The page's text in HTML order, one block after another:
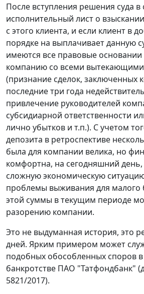
После вступления решения суда в
исполнительный лист о
с этого клиента, и если клиент в
порядке на выплачивает данную
имеются все правовые основании
компанию со всеми вытекающими
(признание сделок, заключенных
последние три года
привлечение руководителей
субсидиарной ответственности
лично убытков и т.п.). С учетом
депозита в ретроспективе
была для компании велика, но
комфортна, на сегодняшний
сложную экономическую
проблемы выживания для малого
этой суммы в текущим периоде
разорению компании.
Это не выдуманная история, это
дней. Ярким примером может
подобных обособленных споров в
банкротстве ПАО "Татфондбанк"
5821/2017).